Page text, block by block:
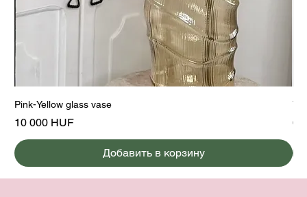
Pink-Yellow glass vase
Цена
10 000 HUF
Добавить в корзину
6